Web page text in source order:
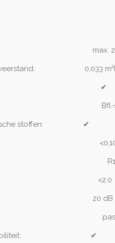
max.
0,033
✔
Bfl-
stoffen: ✔
<2.0
20 dB 37 SONE
stabiliteit: ✔